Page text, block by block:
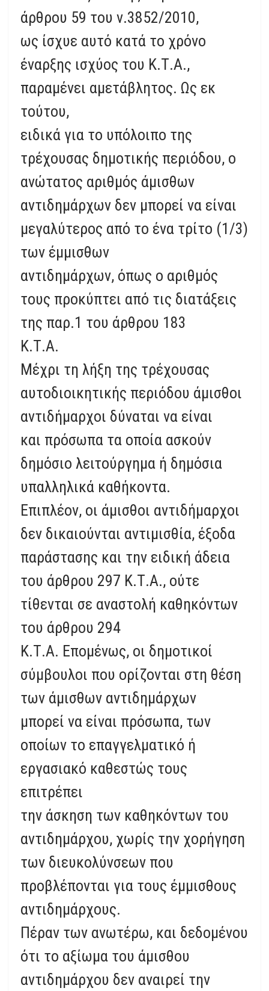
άρθρου 59 του ν.3852/2010,
ως ίσχυε αυτό κατά το χρόνο
έναρξης ισχύος του Κ.Τ.Α.,
παραμένει αμετάβλητος. Ως εκ
τούτου,
ειδικά για το υπόλοιπο της
τρέχουσας δημοτικής περιόδου, ο
ανώτατος αριθμός άμισθων
αντιδημάρχων δεν μπορεί να είναι
μεγαλύτερος από το ένα τρίτο (1/3)
των έμμισθων
αντιδημάρχων, όπως ο αριθμός
τους προκύπτει από τις διατάξεις
της παρ.1 του άρθρου 183
Κ.Τ.Α.
Μέχρι τη λήξη της τρέχουσας
αυτοδιοικητικής περιόδου άμισθοι
αντιδήμαρχοι δύναται να είναι
και πρόσωπα τα οποία ασκούν
δημόσιο λειτούργημα ή δημόσια
υπαλληλικά καθήκοντα.
Επιπλέον, οι άμισθοι αντιδήμαρχοι
δεν δικαιούνται αντιμισθία, έξοδα
παράστασης και την ειδική άδεια
του άρθρου 297 Κ.Τ.Α., ούτε
τίθενται σε αναστολή καθηκόντων
του άρθρου 294
Κ.Τ.Α. Επομένως, οι δημοτικοί
σύμβουλοι που ορίζονται στη θέση
των άμισθων αντιδημάρχων
μπορεί να είναι πρόσωπα, των
οποίων το επαγγελματικό ή
εργασιακό καθεστώς τους
επιτρέπει
την άσκηση των καθηκόντων του
αντιδημάρχου, χωρίς την χορήγηση
των διευκολύνσεων που
προβλέπονται για τους έμμισθους
αντιδημάρχους.
Πέραν των ανωτέρω, και δεδομένου
ότι το αξίωμα του άμισθου
αντιδημάρχου δεν αναιρεί την